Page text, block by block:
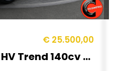
€ 25.500,00
TOYOTA C-HR 1.8 HV Trend 140cv E-CVT Sensori anteriori posteriori Retro Camera CarPlay